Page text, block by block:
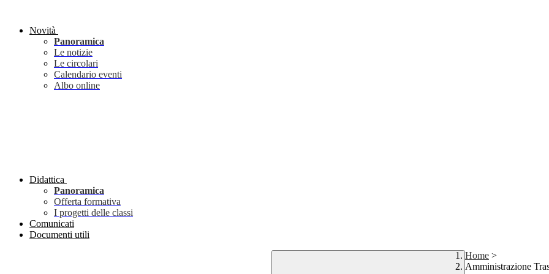
Novità
Panoramica
Le notizie
Le circolari
Calendario eventi
Albo online
Didattica
Panoramica
Offerta formativa
I progetti delle classi
Comunicati
Documenti utili
Home >
Amministrazione